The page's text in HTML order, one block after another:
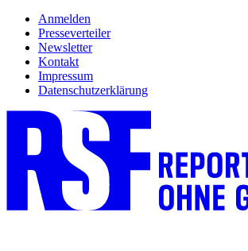
Anmelden
Presseverteiler
Newsletter
Kontakt
Impressum
Datenschutzerklärung